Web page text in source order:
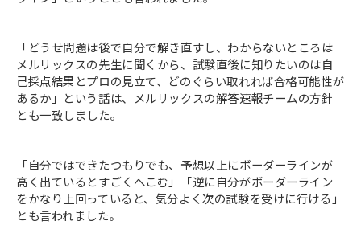
「どうせ問題は後で自分で解き直すし、わからないところは
メルリックスの先生に聞くから、試験直後に知りたいのは自
己採点結果とプロの見立て、どのぐらい取れれば合格可能性が
あるか」という話は、メルリックスの解答速報チームの方針
とも一致しました。
「自分ではできたつもりでも、予想以上にボーダーラインが
高く出ているとすごくへこむ」「逆に自分がボーダーライン
をかなり上回っていると、気分よく次の試験を受けに行ける」
とも言われました。